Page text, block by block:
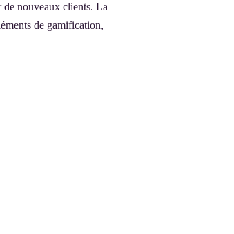
de nouveaux clients. La
de gamification,